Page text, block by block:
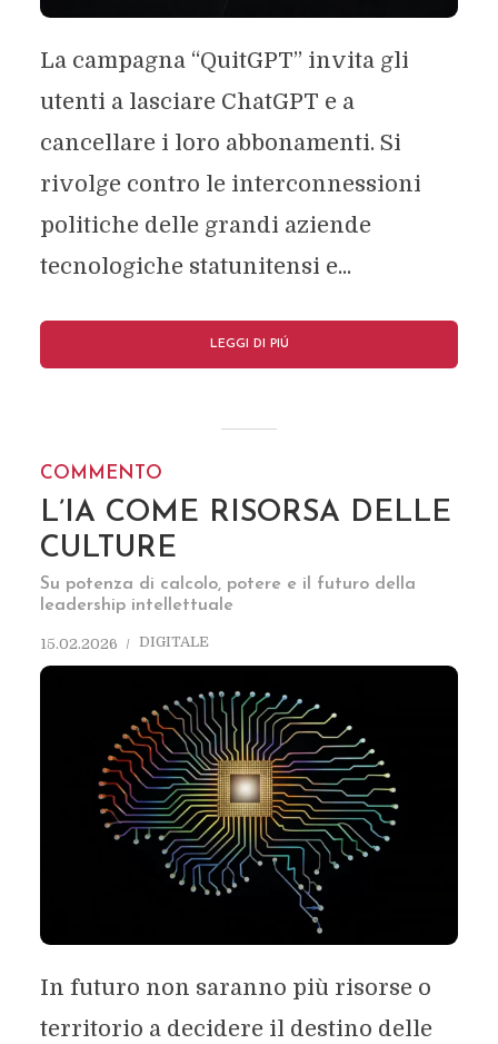
La campagna “QuitGPT” invita gli
utenti a lasciare ChatGPT e a
cancellare i loro abbonamenti. Si
rivolge contro le interconnessioni
politiche delle grandi aziende
tecnologiche statunitensi e...
LEGGI DI PIÚ
COMMENTO
L’IA COME RISORSA DELLE
CULTURE
Su potenza di calcolo, potere e il futuro della
leadership intellettuale
15.02.2026 DIGITALE
In futuro non saranno più risorse o
territorio a decidere il destino delle